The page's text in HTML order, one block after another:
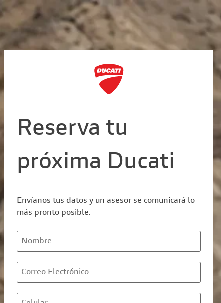
Reserva tu
próxima Ducati
Envíanos tus datos y un asesor se comunicará lo
más pronto posible.